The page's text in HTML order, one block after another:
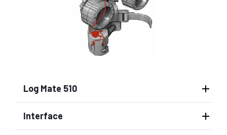
Log Mate 510
Interface